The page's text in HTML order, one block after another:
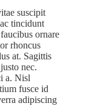
suscipit
tincidunt
ornare
rhoncus
at. Sagittis
nec.
a. Nisl
fusce id
adipiscing